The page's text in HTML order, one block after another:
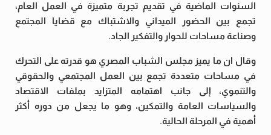
السنوات الماضية في تقديم تجربة متميزة في العمل العام،
تجمع بين الحضور الميداني والاشتباك مع قضايا المجتمع
وصناعة مساحات للحوار والتفكير الجاد.
وقال ان ما يميز مجلس الشباب المصري هو قدرته على التحرك
في مساحات متعددة تجمع بين العمل المجتمعي والحقوقي
والتنموي، إلى جانب اهتمامه المتزايد بملفات الاقتصاد
والسياسات العامة والتمكين، وهو ما يجعل من دوره أكثر
أهمية في المرحلة الحالية.